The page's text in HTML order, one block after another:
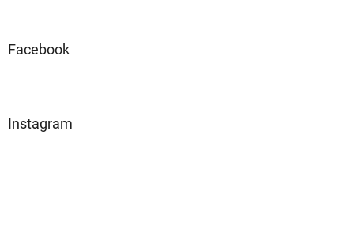
Facebook
Instagram